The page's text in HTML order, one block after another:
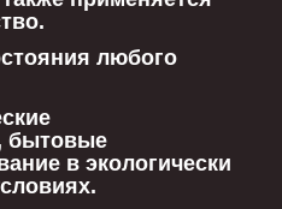
любого
бытовые
в экологически